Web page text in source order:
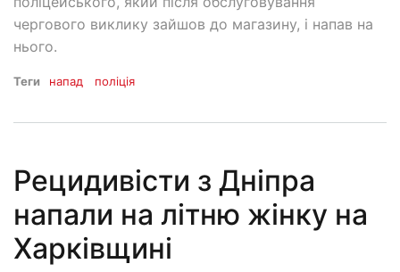
чергового виклику зайшов до магазину, і напав на
нього.
Теги напад поліція
Рецидивісти з Дніпра
напали на літню жінку на
Харківщині